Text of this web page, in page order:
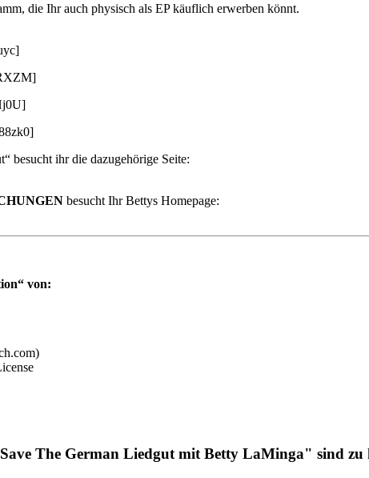
die Ihr auch physisch als EP käuflich erwerben könnt.
besucht ihr die dazugehörige Seite:
besucht Ihr Bettys Homepage:
von:
The German Liedgut mit Betty LaMinga" sind zu